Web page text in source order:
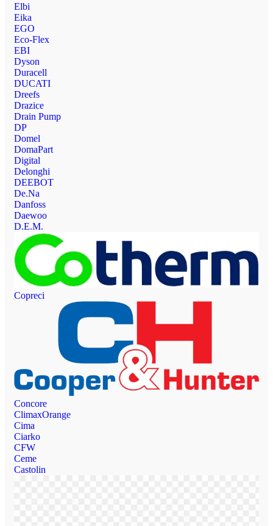
Elbi
Eika
EGO
Eco-Flex
EBI
Dyson
Duracell
DUCATI
Dreefs
Drazice
Drain Pump
DP
Domel
DomaPart
Digital
Delonghi
DEEBOT
De.Na
Danfoss
Daewoo
D.E.M.
Copreci
Concore
ClimaxOrange
Cima
Ciarko
CFW
Ceme
Castolin